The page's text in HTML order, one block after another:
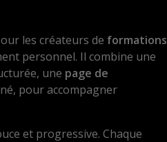
les créateurs de formations
personnel. Il combine une
une page de
pour accompagner
et progressive. Chaque